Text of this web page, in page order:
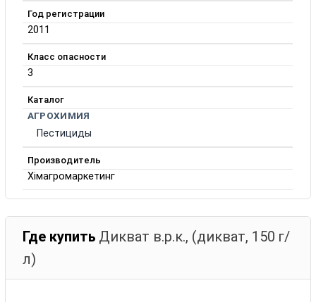
Год регистрации
2011
Класс опасности
3
Каталог
АГРОХИМИЯ
Пестициды
Производитель
Хімагромаркетинг
Где купить Дикват в.р.к., (дикват, 150 г/
л)